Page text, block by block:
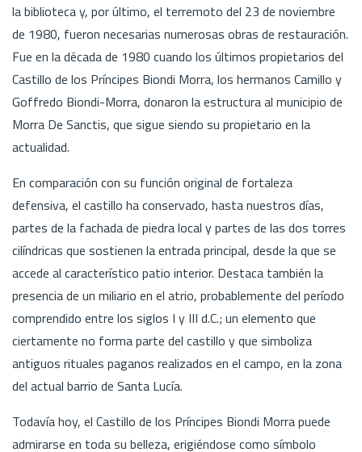
la biblioteca y, por último, el terremoto del 23 de noviembre
de 1980, fueron necesarias numerosas obras de restauración.
Fue en la década de 1980 cuando los últimos propietarios del
Castillo de los Príncipes Biondi Morra, los hermanos Camillo y
Goffredo Biondi-Morra, donaron la estructura al municipio de
Morra De Sanctis, que sigue siendo su propietario en la
actualidad.
En comparación con su función original de fortaleza
defensiva, el castillo ha conservado, hasta nuestros días,
partes de la fachada de piedra local y partes de las dos torres
cilíndricas que sostienen la entrada principal, desde la que se
accede al característico patio interior. Destaca también la
presencia de un miliario en el atrio, probablemente del período
comprendido entre los siglos I y III d.C.; un elemento que
ciertamente no forma parte del castillo y que simboliza
antiguos rituales paganos realizados en el campo, en la zona
del actual barrio de Santa Lucía.
Todavía hoy, el Castillo de los Príncipes Biondi Morra puede
admirarse en toda su belleza, erigiéndose como símbolo